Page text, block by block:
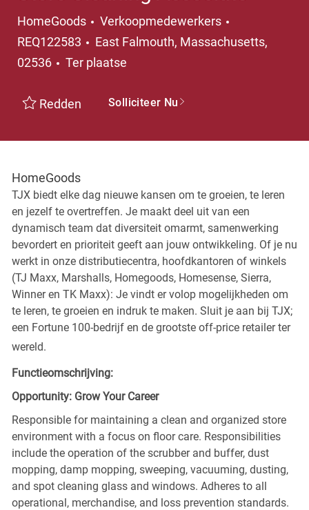
HomeGoods Categorie
Verkoopmedewerkers
REQ122583
Plaats
East Falmouth, Massachusetts,
02536
Ter plaatse
Redden Solliciteer Nu
HomeGoods
TJX biedt elke dag nieuwe kansen om te groeien, te leren
en jezelf te overtreffen. Je maakt deel uit van een
dynamisch team dat diversiteit omarmt, samenwerking
bevordert en prioriteit geeft aan jouw ontwikkeling. Of je nu
werkt in onze distributiecentra, hoofdkantoren of winkels
(TJ Maxx, Marshalls, Homegoods, Homesense, Sierra,
Winner en TK Maxx): Je vindt er volop mogelijkheden om
te leren, te groeien en indruk te maken. Sluit je aan bij TJX;
een Fortune 100-bedrijf en de grootste off-price retailer ter
wereld.
Functieomschrijving:
Opportunity: Grow Your Career
Responsible for maintaining a clean and organized store
environment with a focus on floor care. Responsibilities
include the operation of the scrubber and buffer, dust
mopping, damp mopping, sweeping, vacuuming, dusting,
and spot cleaning glass and windows. Adheres to all
operational, merchandise, and loss prevention standards.